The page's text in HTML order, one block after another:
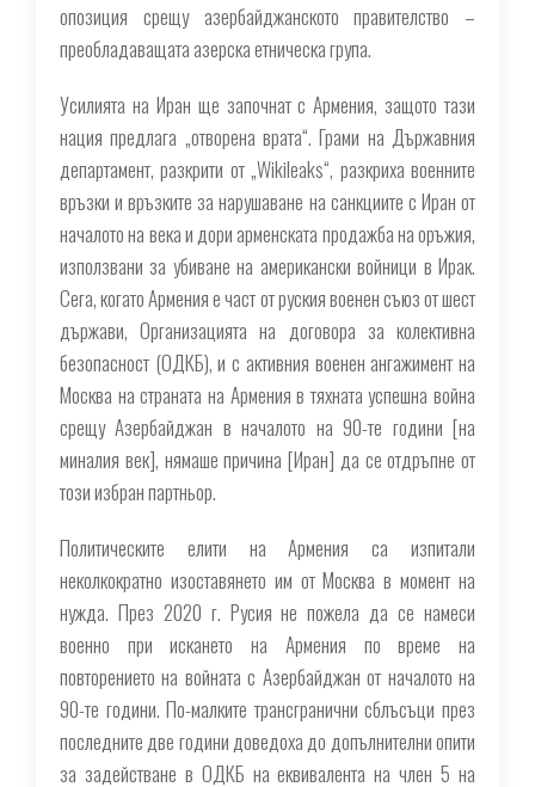
опозиция срещу азербайджанското правителство –
преобладаващата азерска етническа група.
Усилията на Иран ще започнат с Армения, защото тази
нация предлага „отворена врата“. Грами на Държавния
департамент, разкрити от „Wikileaks“, разкриха военните
връзки и връзките за нарушаване на санкциите с Иран от
началото на века и дори арменската продажба на оръжия,
използвани за убиване на американски войници в Ирак.
Сега, когато Армения е част от руския военен съюз от шест
държави, Организацията на договора за колективна
безопасност (ОДКБ), и с активния военен ангажимент на
Москва на страната на Армения в тяхната успешна война
срещу Азербайджан в началото на 90-те години [на
миналия век], нямаше причина [Иран] да се отдръпне от
този избран партньор.
Политическите елити на Армения са изпитали
неколкократно изоставянето им от Москва в момент на
нужда. През 2020 г. Русия не пожела да се намеси
военно при искането на Армения по време на
повторението на войната с Азербайджан от началото на
90-те години. По-малките трансгранични сблъсъци през
последните две години доведоха до допълнителни опити
за задействане в ОДКБ на еквивалента на член 5 на